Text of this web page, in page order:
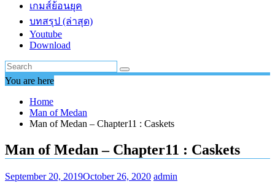
เกมส์ย้อนยุค
บทสรุป (ล่าสุด)
Youtube
Download
You are here
Home
Man of Medan
Man of Medan – Chapter11 : Caskets
Man of Medan – Chapter11 : Caskets
September 20, 2019October 26, 2020 admin